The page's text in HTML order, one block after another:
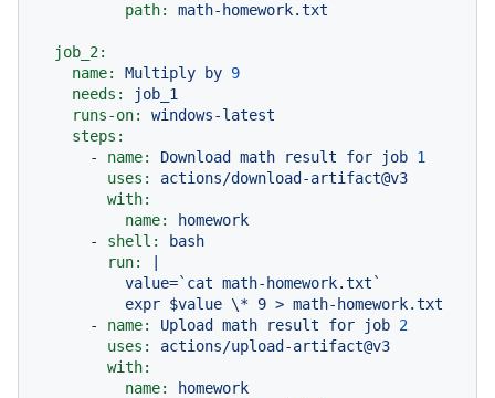
path:
math-homework.txt
job_2:
name:
Multiply by 9
needs:
job_1
runs-on:
windows-latest
steps:
-
name: Download math result for job 1
uses:
actions/download-artifact@v3
with:
name:
homework
-
shell:
bash
run:
-
name: Upload math result for job 2
uses:
actions/upload-artifact@v3
with:
name:
homework